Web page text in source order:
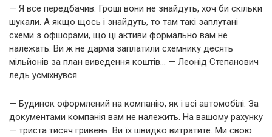
— Я все передбачив. Гроші вони не знайдуть, хоч би скільки
шукали. А якщо щось і знайдуть, то там такі заплутані
схеми з офшорами, що ці активи формально вам не
належать. Ви ж не дарма заплатили схемнику десять
мільйонів за план виведення коштів… — Леонід Степанович
ледь усміхнувся.
— Будинок оформлений на компанію, як і всі автомобілі. За
документами компанія вам не належить. На вашому рахунку
— триста тисяч гривень. Ви їх швидко витратите. Ми свою